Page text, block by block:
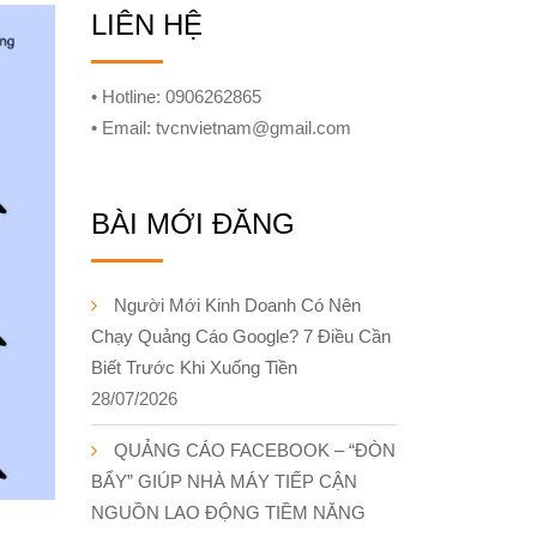
LIÊN HỆ
• Hotline: 0906262865
• Email: tvcnvietnam@gmail.com
BÀI MỚI ĐĂNG
Người Mới Kinh Doanh Có Nên
Chạy Quảng Cáo Google? 7 Điều Cần
Biết Trước Khi Xuống Tiền
28/07/2026
QUẢNG CÁO FACEBOOK – “ĐÒN
BẨY” GIÚP NHÀ MÁY TIẾP CẬN
NGUỒN LAO ĐỘNG TIỀM NĂNG